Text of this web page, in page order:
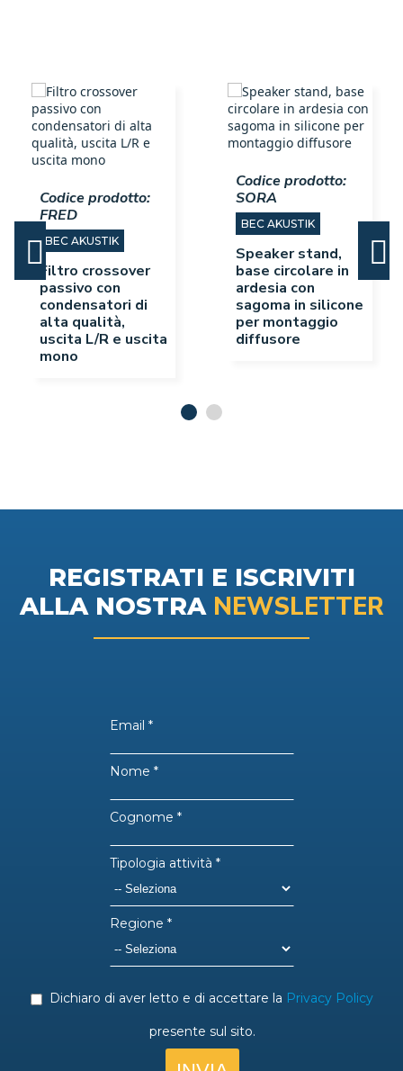
Codice prodotto:
FRED
BEC AKUSTIK
Filtro crossover
passivo con
condensatori di
alta qualità,
uscita L/R e uscita
mono
Codice prodotto:
SORA
BEC AKUSTIK
Speaker stand,
base circolare in
ardesia con
sagoma in silicone
per montaggio
diffusore
REGISTRATI E ISCRIVITI
ALLA NOSTRA NEWSLETTER